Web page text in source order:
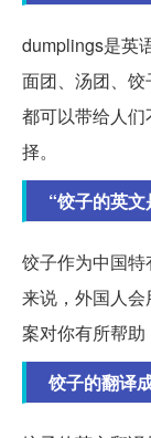
dumplings是英
面团、汤团、
都可以带给人
择。
“饺子的英
饺子作为中国
来说，外国人会
案对你有所帮助
饺子的翻译